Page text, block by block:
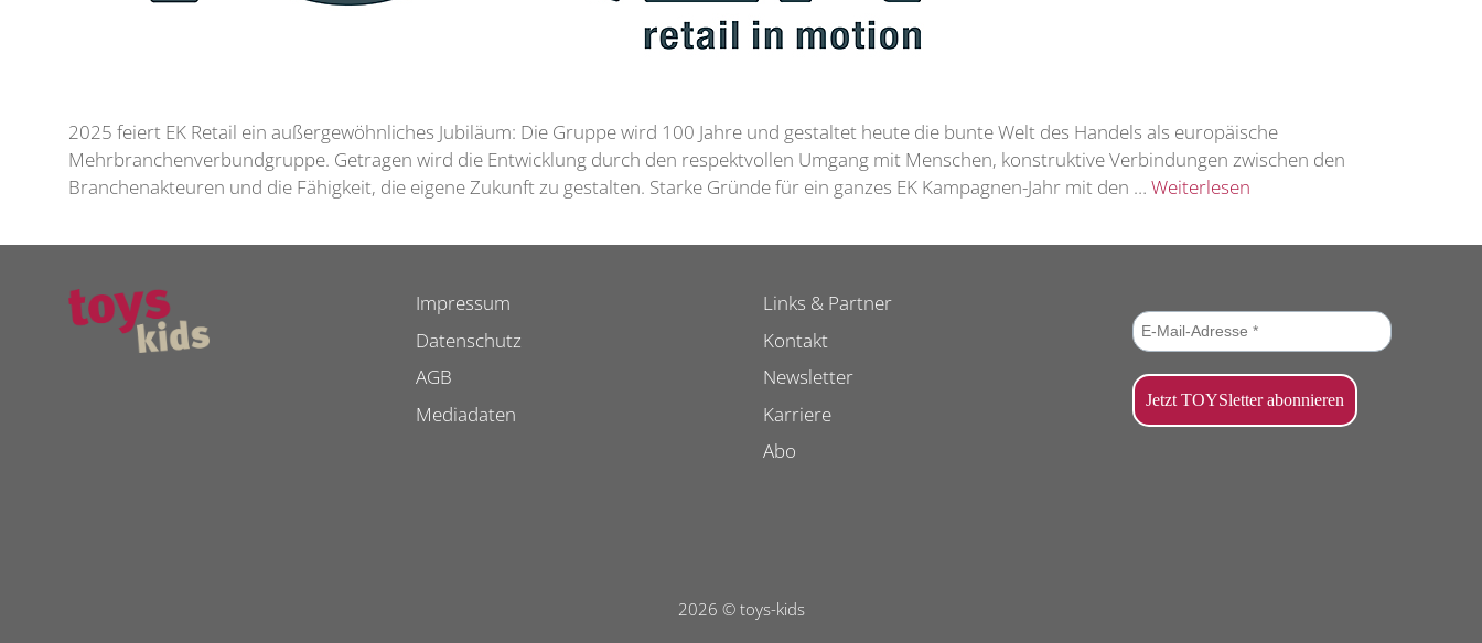
2025 feiert EK Retail ein außergewöhnliches Jubiläum: Die Gruppe wird 100 Jahre und gestaltet heute die bunte Welt des Handels als europäische
Mehrbranchenverbundgruppe. Getragen wird die Entwicklung durch den respektvollen Umgang mit Menschen, konstruktive Verbindungen zwischen den
Branchenakteuren und die Fähigkeit, die eigene Zukunft zu gestalten. Starke Gründe für ein ganzes EK Kampagnen-Jahr mit den … Weiterlesen
Impressum
Datenschutz
AGB
Mediadaten
Links & Partner
Kontakt
Newsletter
Karriere
Abo
2026 © toys-kids